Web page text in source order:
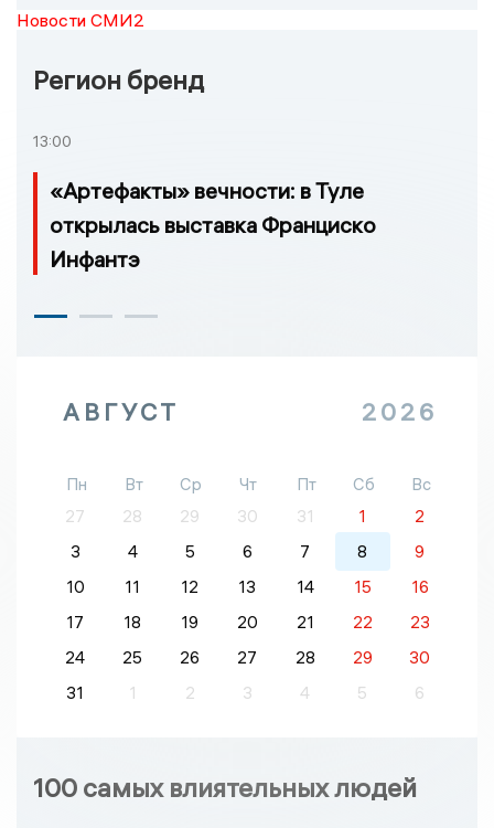
Новости СМИ2
Регион бренд
13:00
«Артефакты» вечности: в Туле
открылась выставка Франциско
Инфантэ
АВГУСТ 2026
Пн Вт Ср Чт Пт Сб
Вс
27
28 29 30 31 1
2
3
4 5 6 7 8
9
10
11 12 13 14 15
16
17
18 19 20 21 22
23
24
25 26 27 28 29
30
31
1 2 3 4 5 6
100 самых влиятельных людей